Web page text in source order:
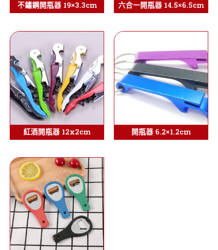
不鏽鋼開瓶器 19×3.3cm 六合一開瓶器 14.5×6.5cm
紅酒開瓶器 12x2cm 開瓶器 6.2×1.2cm